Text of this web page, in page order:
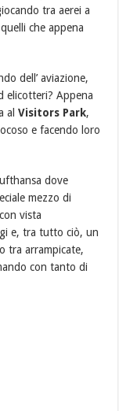
tra aerei a
che appena
dell’ aviazione,
elicotteri? Appena
alVisitors Park,
e facendo loro
dove
mezzo di
vista
e, tra tutto ciò, un
tra arrampicate,
con tanto di